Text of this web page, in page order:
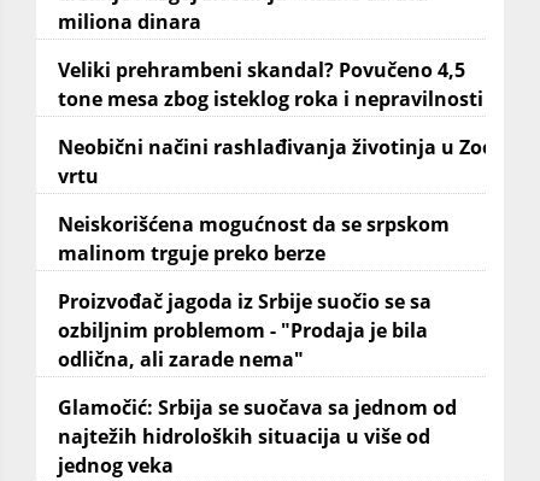
miliona dinara
Veliki prehrambeni skandal? Povučeno 4,5
tone mesa zbog isteklog roka i nepravilnosti
Neobični načini rashlađivanja životinja u Zoo
vrtu
Neiskorišćena mogućnost da se srpskom
malinom trguje preko berze
Proizvođač jagoda iz Srbije suočio se sa
ozbiljnim problemom - "Prodaja je bila
odlična, ali zarade nema"
Glamočić: Srbija se suočava sa jednom od
najtežih hidroloških situacija u više od
jednog veka